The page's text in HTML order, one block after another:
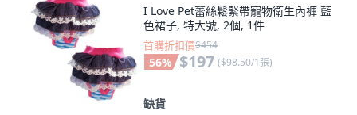
I Love Pet蕾絲鬆緊帶寵物衛生內褲 藍
色裙子, 特大號, 2個, 1件
首購折扣價$454
56% $197 ($98.50/1張)
缺貨